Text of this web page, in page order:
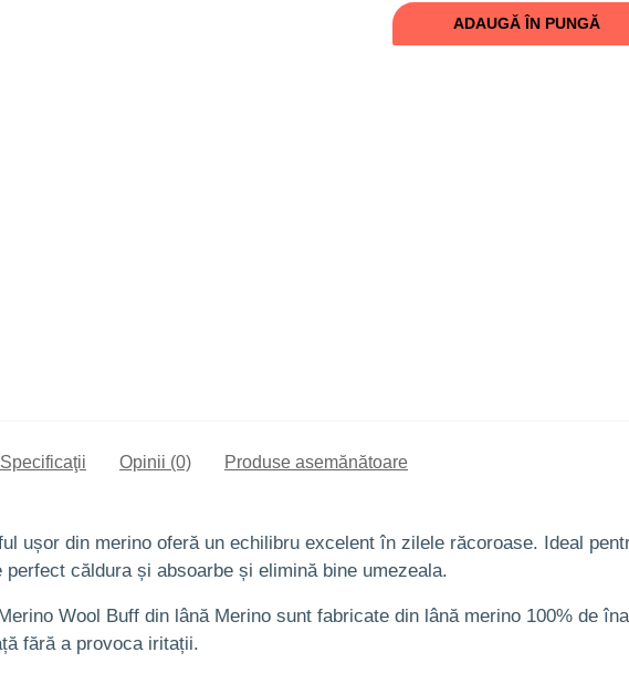
ADAUGĂ ÎN PUNGĂ
Specificaţii Opinii (0) Produse asemănătoare
ușor din merino oferă un echilibru excelent în zilele răcoroase. Ideal
căldura și absoarbe și elimină bine umezeala.
Wool Buff din lână Merino sunt fabricate din lână merino 100% de
fără a provoca iritații.